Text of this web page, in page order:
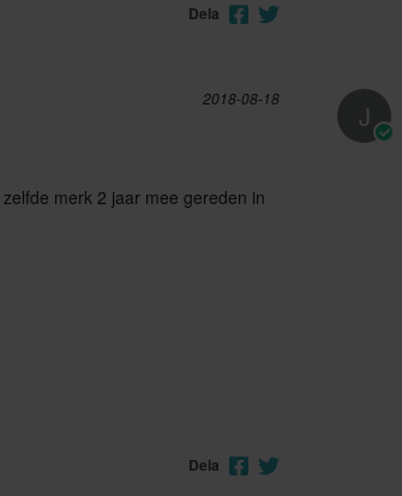
Dela
2018-08-18
merk 2 jaar mee gereden in
Dela
J